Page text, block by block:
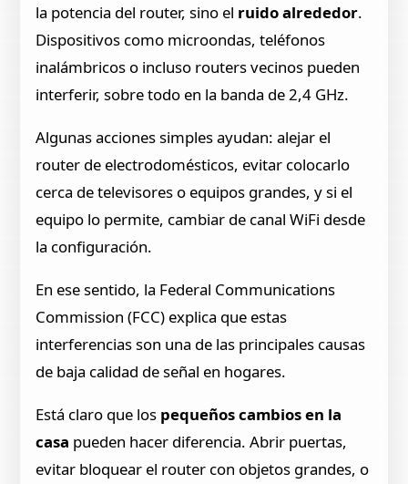
la potencia del router, sino el ruido alrededor.
Dispositivos como microondas, teléfonos
inalámbricos o incluso routers vecinos pueden
interferir, sobre todo en la banda de 2,4 GHz.
Algunas acciones simples ayudan: alejar el
router de electrodomésticos, evitar colocarlo
cerca de televisores o equipos grandes, y si el
equipo lo permite, cambiar de canal WiFi desde
la configuración.
En ese sentido, la Federal Communications
Commission (FCC) explica que estas
interferencias son una de las principales causas
de baja calidad de señal en hogares.
Está claro que los pequeños cambios en la
casa pueden hacer diferencia. Abrir puertas,
evitar bloquear el router con objetos grandes, o